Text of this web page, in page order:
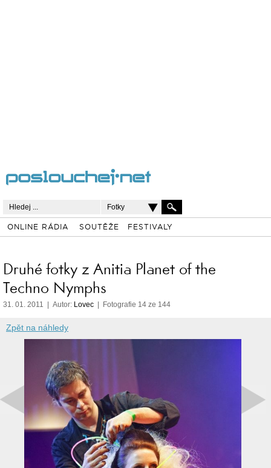
Fotky
ONLINE RÁDIA SOUTĚŽE FESTIVALY
Druhé fotky z Anitia Planet of the
Techno Nymphs
31. 01. 2011 | Autor: Lovec | Fotografie 14 ze 144
Zpět na náhledy